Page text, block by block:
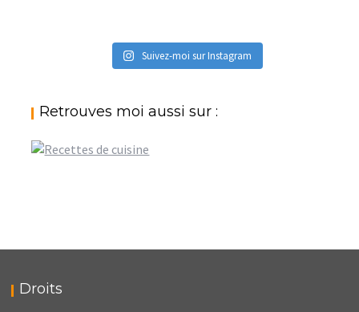
Suivez-moi sur Instagram
Retrouves moi aussi sur :
Droits